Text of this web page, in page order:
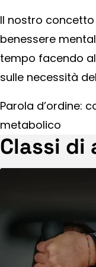
Il nostro
benessere
tempo facendo
sulle necessità
Parola d’ordine:
metabolico
Classi di